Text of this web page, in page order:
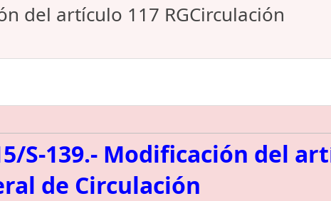
del artículo 117 RGCirculación
S-139.- Modificación del
de Circulación